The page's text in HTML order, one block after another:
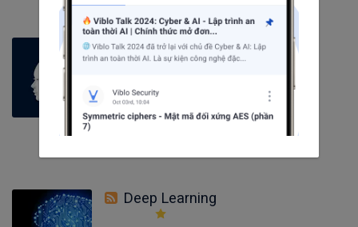
Artificial Intelligence
câu hỏi
4458người theo dõi
Deep Learning